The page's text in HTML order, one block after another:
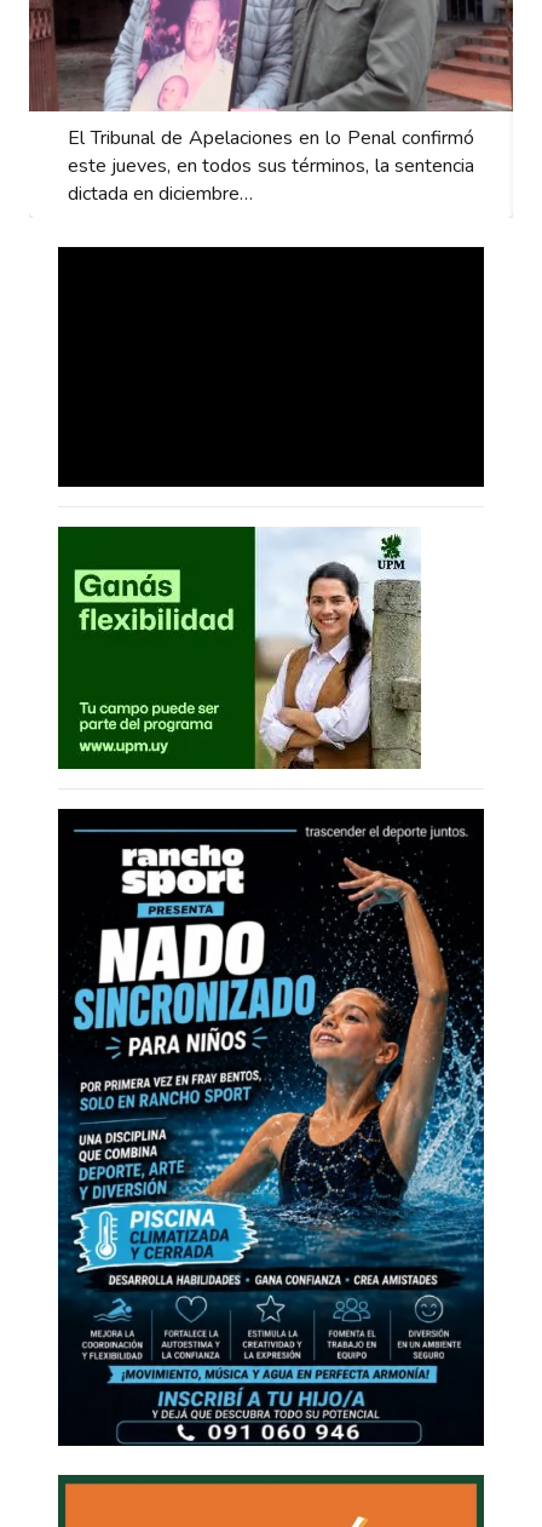
El Tribunal de Apelaciones en lo Penal confirmó
este jueves, en todos sus términos, la sentencia
dictada en diciembre…